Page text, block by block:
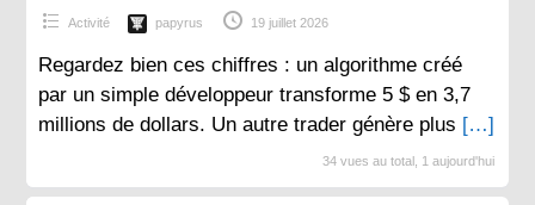
Activité papyrus 19 juillet 2026
Regardez bien ces chiffres : un algorithme créé
par un simple développeur transforme 5 $ en 3,7
millions de dollars. Un autre trader génère plus […]
34 vues au total, 1 aujourd'hui